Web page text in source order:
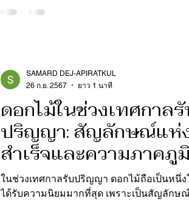
ดอกไม้ในช่วงเทศกาลรั
ปริญญา: สัญลักษณ์แห่
สำเร็จและความภาคภู
ในช่วงเทศกาลรับปริญญา ดอกไม้ถือเป็นหนึ่
ได้รับความนิยมมากที่สุด เพราะเป็นสัญลักษ
SAMARD DEJ-APIRATKUL
26 ก.ย. 2567
ยาว 1 นาที